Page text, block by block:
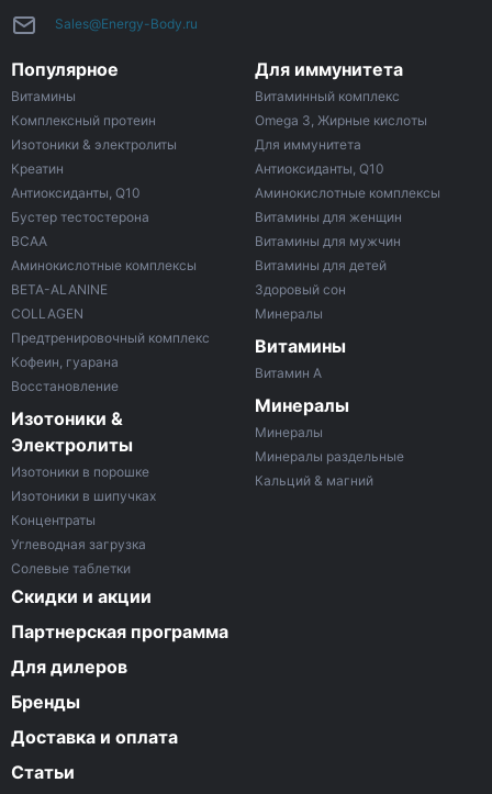
Sales@Energy-Body.ru
Популярное
Витамины
Комплексный протеин
Изотоники & электролиты
Креатин
Антиоксиданты, Q10
Бустер тестостерона
ВСАА
Аминокислотные комплексы
BETA-ALANINE
COLLAGEN
Предтренировочный комплекс
Кофеин, гуарана
Восстановление
Изотоники &
Электролиты
Изотоники в порошке
Изотоники в шипучках
Концентраты
Углеводная загрузка
Солевые таблетки
Для иммунитета
Витаминный комплекс
Omega 3, Жирные кислоты
Для иммунитета
Антиоксиданты, Q10
Аминокислотные комплексы
Витамины для женщин
Витамины для мужчин
Витамины для детей
Здоровый сон
Минералы
Витамины
Витамин A
Минералы
Минералы
Минералы раздельные
Кальций & магний
Скидки и акции
Партнерская программа
Для дилеров
Бренды
Доставка и оплата
Статьи